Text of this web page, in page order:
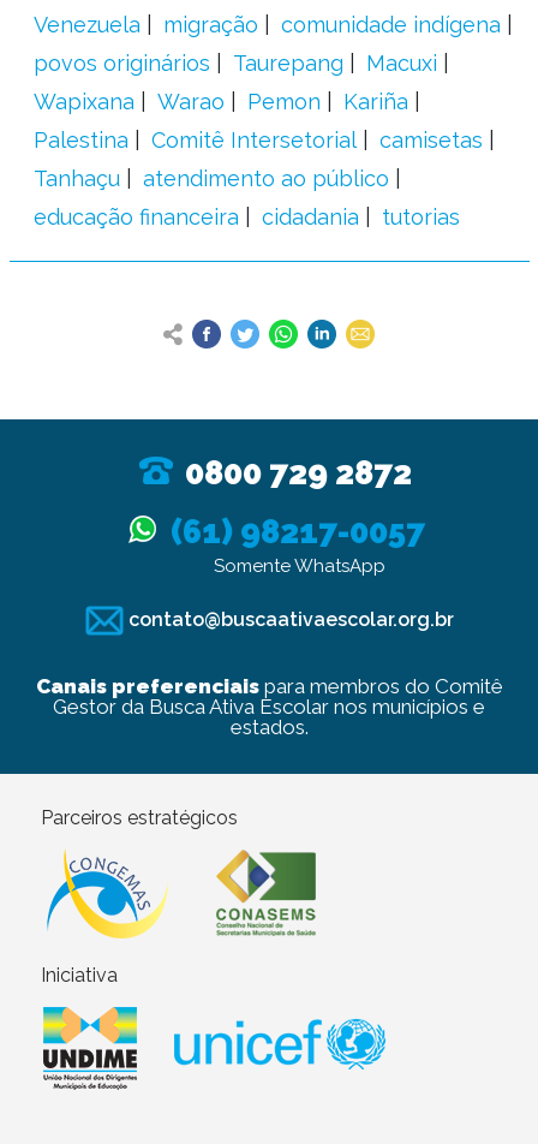
Venezuela
migração
comunidade indígena
povos originários
Taurepang
Macuxi
Wapixana
Warao Pemon
Kariña
Palestina
Comitê Intersetorial
camisetas
Tanhaçu
atendimento ao público
educação financeira
cidadania tutorias
0800 729 2872
(61) 98217-0057
Somente WhatsApp
contato@buscaativaescolar.org.br
Canais preferenciaispara membros do Comitê
Gestor da Busca Ativa Escolar nos municípios e
estados.
Parceiros estratégicos
Iniciativa